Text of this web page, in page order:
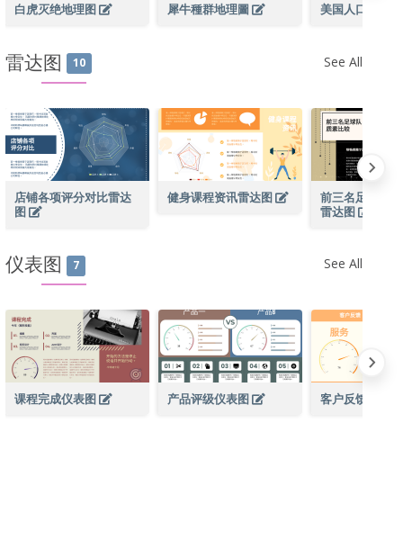
白虎灭绝地理图 犀牛種群地理圖 美国人口地理
雷达图 10 See All
店铺各项评分对比雷达
图
健身课程资讯雷达图
前三名足球队
雷达图
仪表图 7 See All
课程完成仪表图 产品评级仪表图 客户反馈仪表